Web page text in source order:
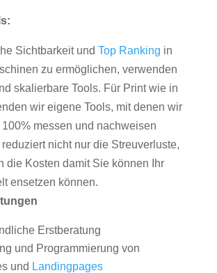
Sichtbarkeit und Top Ranking in
zu ermöglichen, verwenden
skalierbare Tools. Für Print wie in
wir eigene Tools, mit denen wir
100% messen und nachweisen
nicht nur die Streuverluste,
die Kosten damit Sie können Ihr
ensetzen können.
Erstberatung
und Programmierung von
und Landingpages